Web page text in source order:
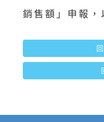
銷售額」申報，